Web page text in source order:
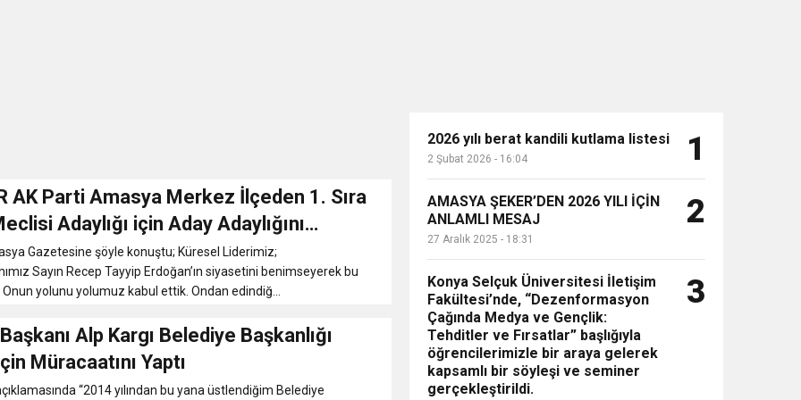
“Amasya’nın Gururları: Dereceye Giren Öğrenciler İçin Anlamlı Tören”
Festivali
listesi
AK Parti Amasya Merkez İlçeden 1. Sıra
Adaylığı için Aday Adaylığını
Gazetesine şöyle konuştu; Küresel Liderimiz;
Sayın Recep Tayyip Erdoğan’ın siyasetini benimseyerek bu
yolunu yolumuz kabul ettik. Ondan edindiğ...
Alp Kargı Belediye Başkanlığı
Müracaatını Yaptı
“2014 yılından bu yana üstlendiğim Belediye
2026 yılı berat kandili kutlama listesi
2 Şubat 2026 - 16:04 1
AMASYA ŞEKER’DEN 2026 YILI İÇİN
ANLAMLI MESAJ
27 Aralık 2025 - 18:31
2
Konya Selçuk Üniversitesi İletişim
Fakültesi’nde, “Dezenformasyon
Çağında Medya ve Gençlik:
Tehditler ve Fırsatlar” başlığıyla
öğrencilerimizle bir araya gelerek
kapsamlı bir söyleşi ve seminer
gerçekleştirildi.
3